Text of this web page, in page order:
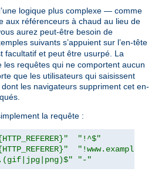
logique plus complexe — comme
aux référenceurs à chaud au lieu de
aurez peut-être besoin de
suivants s’appuient sur l’en-tête
facultatif et peut être usurpé. La
les requêtes qui ne comportent aucun
que les utilisateurs qui saisissent
dont les navigateurs suppriment cet en-
la requête :
"!^$"
"-"